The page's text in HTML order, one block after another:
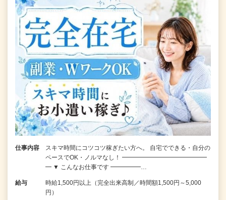
仕事内容
スキマ時間にコツコツ稼ぎたい方へ。 自宅でできる・自分の
ペースでOK・ノルマなし！ ━━━━━━━━━━━━━━
━ ▼ こんなお仕事です ━━━━━…
給与
時給1,500円以上（完全出来高制／時間額1,500円～5,000
円）